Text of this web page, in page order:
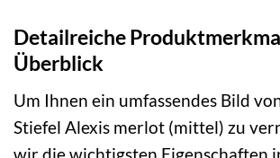
Detailreiche
Überblick
Um Ihnen ein umfassendes Bild
Stiefel Alexis merlot (mittel) zu
wir die wichtigsten Eigenschaften